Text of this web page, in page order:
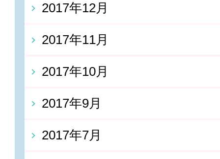
2017年12月
2017年11月
2017年10月
2017年9月
2017年7月